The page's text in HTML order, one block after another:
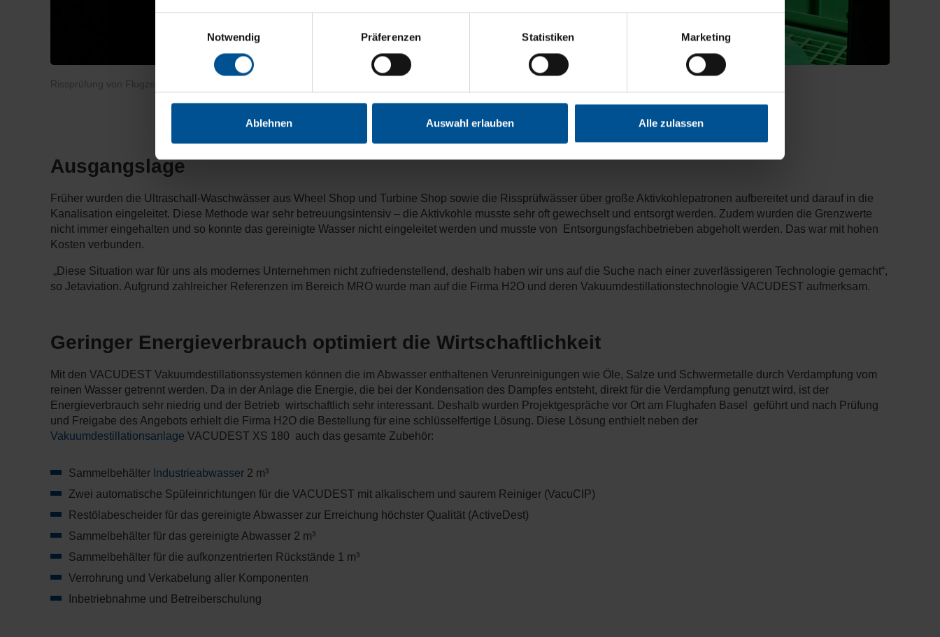
Notwendig
Präferenzen Statistiken Marketing
Ablehnen Auswahl erlauben Alle zulassen
Rissprüfung von Flugzeugteilen unter UV-Licht.
Ausgangslage
Früher wurden die Ultraschall-Waschwässer aus Wheel Shop und Turbine Shop sowie die Rissprüfwässer über große Aktivkohlepatronen aufbereitet und darauf in die
Kanalisation eingeleitet. Diese Methode war sehr betreuungsintensiv – die Aktivkohle musste sehr oft gewechselt und entsorgt werden. Zudem wurden die Grenzwerte
nicht immer eingehalten und so konnte das gereinigte Wasser nicht eingeleitet werden und musste von Entsorgungsfachbetrieben abgeholt werden. Das war mit hohen
Kosten verbunden.
„Diese Situation war für uns als modernes Unternehmen nicht zufriedenstellend, deshalb haben wir uns auf die Suche nach einer zuverlässigeren Technologie gemacht“,
so Jetaviation. Aufgrund zahlreicher Referenzen im Bereich MRO wurde man auf die Firma H2O und deren Vakuumdestillationstechnologie VACUDEST aufmerksam.
Geringer Energieverbrauch optimiert die Wirtschaftlichkeit
Mit den VACUDEST Vakuumdestillationssystemen können die im Abwasser enthaltenen Verunreinigungen wie Öle, Salze und Schwermetalle durch Verdampfung vom
reinen Wasser getrennt werden. Da in der Anlage die Energie, die bei der Kondensation des Dampfes entsteht, direkt für die Verdampfung genutzt wird, ist der
Energieverbrauch sehr niedrig und der Betrieb wirtschaftlich sehr interessant. Deshalb wurden Projektgespräche vor Ort am Flughafen Basel geführt und nach Prüfung
und Freigabe des Angebots erhielt die Firma H2O die Bestellung für eine schlüsselfertige Lösung. Diese Lösung enthielt neben der
Vakuumdestillationsanlage VACUDEST XS 180 auch das gesamte Zubehör:
Sammelbehälter Industrieabwasser 2 m³
Zwei automatische Spüleinrichtungen für die VACUDEST mit alkalischem und saurem Reiniger (VacuCIP)
Restölabescheider für das gereinigte Abwasser zur Erreichung höchster Qualität (ActiveDest)
Sammelbehälter für das gereinigte Abwasser 2 m³
Sammelbehälter für die aufkonzentrierten Rückstände 1 m³
Verrohrung und Verkabelung aller Komponenten
Inbetriebnahme und Betreiberschulung